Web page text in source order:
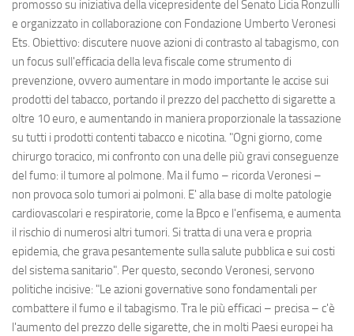
promosso su iniziativa della vicepresidente del Senato Licia Ronzulli
e organizzato in collaborazione con Fondazione Umberto Veronesi
Ets. Obiettivo: discutere nuove azioni di contrasto al tabagismo, con
un focus sull'efficacia della leva fiscale come strumento di
prevenzione, ovvero aumentare in modo importante le accise sui
prodotti del tabacco, portando il prezzo del pacchetto di sigarette a
oltre 10 euro, e aumentando in maniera proporzionale la tassazione
su tutti i prodotti contenti tabacco e nicotina. "Ogni giorno, come
chirurgo toracico, mi confronto con una delle più gravi conseguenze
del fumo: il tumore al polmone. Ma il fumo – ricorda Veronesi –
non provoca solo tumori ai polmoni. E' alla base di molte patologie
cardiovascolari e respiratorie, come la Bpco e l'enfisema, e aumenta
il rischio di numerosi altri tumori. Si tratta di una vera e propria
epidemia, che grava pesantemente sulla salute pubblica e sui costi
del sistema sanitario". Per questo, secondo Veronesi, servono
politiche incisive: "Le azioni governative sono fondamentali per
combattere il fumo e il tabagismo. Tra le più efficaci – precisa – c'è
l'aumento del prezzo delle sigarette, che in molti Paesi europei ha